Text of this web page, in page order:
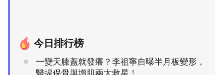
今日排行榜
一變天膝蓋就發癢？李祖寧自曝半月板變形，